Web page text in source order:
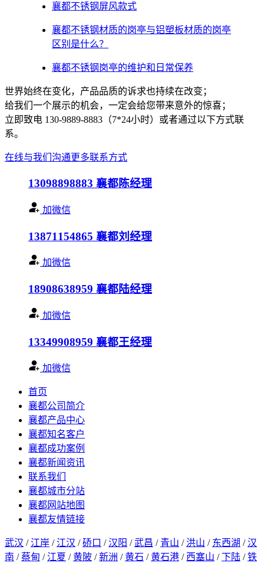
襄都不锈钢屏风款式
襄都不锈钢材质的岗亭与铝塑板材质的岗亭
区别是什么？
襄都不锈钢岗亭的维护和日常保养
世界始终在变化，产品品质的诉求也持续在改变；
给我们一个展示的机会，一定会给您带来意外的惊喜；
立即致电 130-9889-8883（7*24小时）或者通过以下方式联
系。
在线与我们沟通更多联系方式
13098898883 襄都陈经理
加微信
13871154865 襄都刘经理
加微信
18908638959 襄都陆经理
加微信
13349908959 襄都王经理
加微信
首页
襄都公司简介
襄都产品中心
襄都知名客户
襄都成功案例
襄都新闻资讯
联系我们
襄都城市分站
襄都网站地图
襄都友情链接
武汉 / 江岸 / 江汉 /硚口 /汉阳 /武昌 / 青山 / 洪山 / 东西湖 /汉
南 /蔡甸 / 江夏 /黄陂 /新洲 /黄石 /黄石港 / 西塞山 /下陆 /铁